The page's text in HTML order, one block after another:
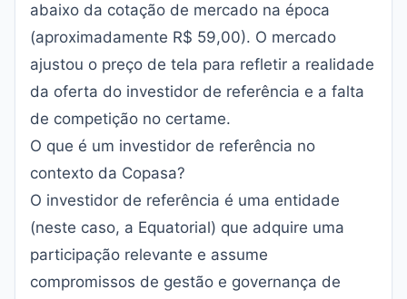
abaixo da cotação de mercado na época
(aproximadamente R$ 59,00). O mercado
ajustou o preço de tela para refletir a realidade
da oferta do investidor de referência e a falta
de competição no certame.
O que é um investidor de referência no
contexto da Copasa?
O investidor de referência é uma entidade
(neste caso, a Equatorial) que adquire uma
participação relevante e assume
compromissos de gestão e governança de